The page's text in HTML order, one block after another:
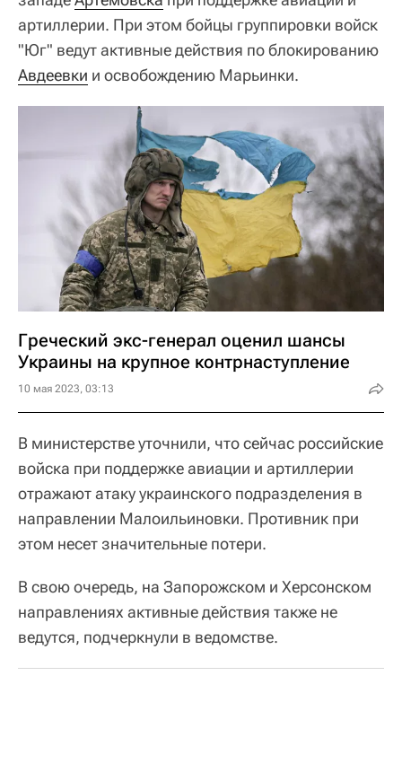
артиллерии. При этом бойцы группировки войск
"Юг" ведут активные действия по блокированию
Авдеевки и освобождению Марьинки.
Греческий экс-генерал оценил шансы
Украины на крупное контрнаступление
10 мая 2023, 03:13
В министерстве уточнили, что сейчас российские
войска при поддержке авиации и артиллерии
отражают атаку украинского подразделения в
направлении Малоильиновки. Противник при
этом несет значительные потери.
В свою очередь, на Запорожском и Херсонском
направлениях активные действия также не
ведутся, подчеркнули в ведомстве.